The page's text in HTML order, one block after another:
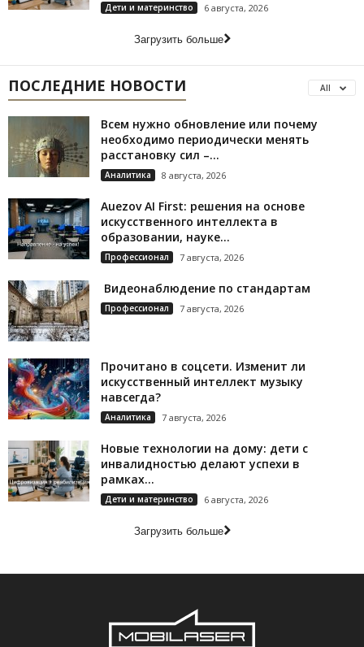
Дети и материнство 6 августа, 2026
Загрузить больше
ПОСЛЕДНИЕ НОВОСТИ All
Всем нужно обновление или почему
необходимо периодически менять
расстановку сил –...
Аналитика 8 августа, 2026
Auezov AI First: решения на основе
искусственного интеллекта в
образовании, науке...
Профессионал 7 августа, 2026
Видеонаблюдение по стандартам
Профессионал 7 августа, 2026
Прочитано в соцсети. Изменит ли
искусственный интеллект музыку
навсегда?
Аналитика 7 августа, 2026
Новые технологии на дому: дети с
инвалидностью делают успехи в
рамках...
Дети и материнство 6 августа, 2026
Загрузить больше